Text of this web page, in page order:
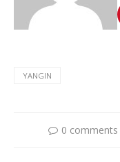
YANGIN
0 comments